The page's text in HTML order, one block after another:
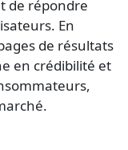
de répondre
En
de résultats
en crédibilité et